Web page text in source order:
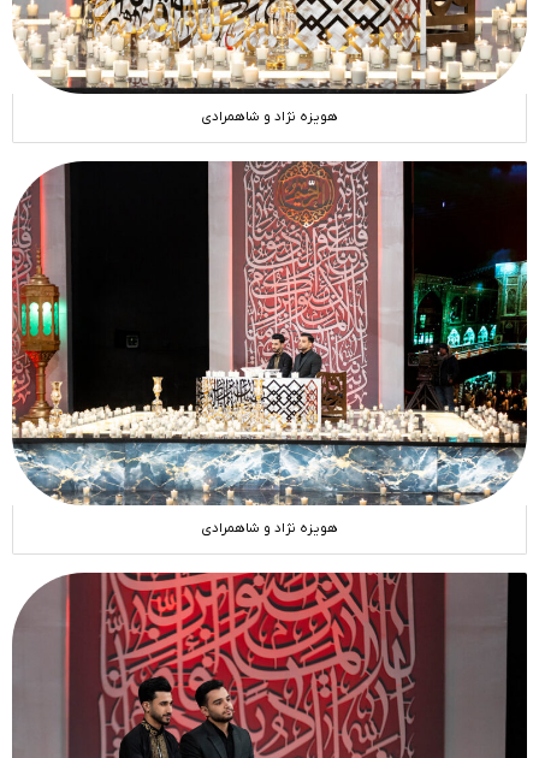
هویزه نژاد و شاهمرادی
هویزه نژاد و شاهمرادی